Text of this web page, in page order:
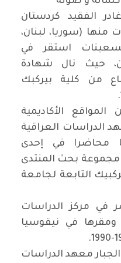
الفقيد كردستان
(سوريا، لبنان،
استقر في
حيث نال شهادة
من كلية بيركبك
الأكاديمية
الدراسات العراقية
محاضرا في إحدى
مجموعة بحث المنتدى
التابعة لجامعة
في مركز الدراسات
ومقرها في نيقوسيا
معهد الدراسات